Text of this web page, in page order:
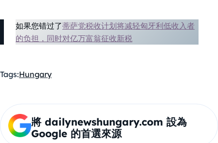
如果您错过了蒂萨党税收计划将减轻匈牙利低收入者
的负担，同时对亿万富翁征收新税
Tags:Hungary
將 dailynewshungary.com 設為
Google 的首選來源